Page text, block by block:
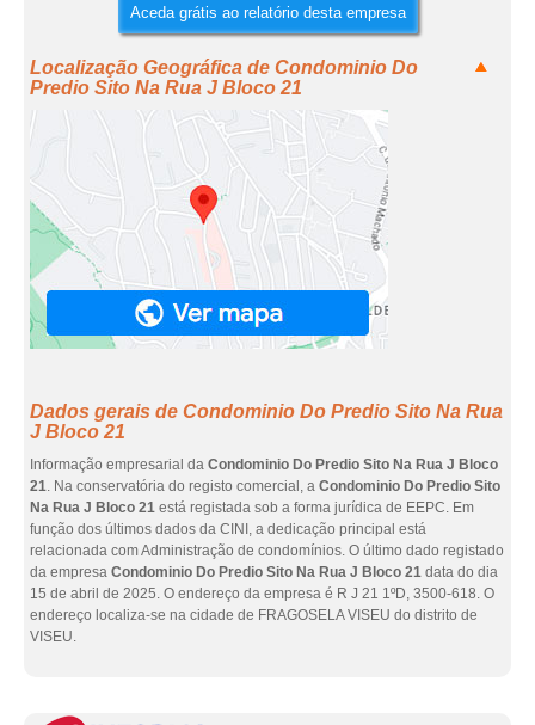
Aceda grátis ao relatório desta empresa
Localização Geográfica de Condominio Do
Predio Sito Na Rua J Bloco 21
Dados gerais de Condominio Do Predio Sito Na Rua
J Bloco 21
Informação empresarial da Condominio Do Predio Sito Na Rua J Bloco
21. Na conservatória do registo comercial, a Condominio Do Predio Sito
Na Rua J Bloco 21 está registada sob a forma jurídica de EEPC. Em
função dos últimos dados da CINI, a dedicação principal está
relacionada com Administração de condomínios. O último dado registado
da empresa Condominio Do Predio Sito Na Rua J Bloco 21 data do dia
15 de abril de 2025. O endereço da empresa é R J 21 1ºD, 3500-618. O
endereço localiza-se na cidade de FRAGOSELA VISEU do distrito de
VISEU.